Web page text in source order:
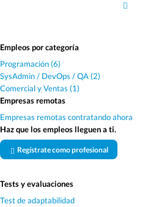
Empleos por categoría
Programación (6)
SysAdmin / DevOps / QA (2)
Comercial y Ventas (1)
Empresas remotas
Empresas remotas contratando ahora
Haz que los empleos lleguen a ti.
Regístrate como profesional
Tests y evaluaciones
Test de adaptabilidad